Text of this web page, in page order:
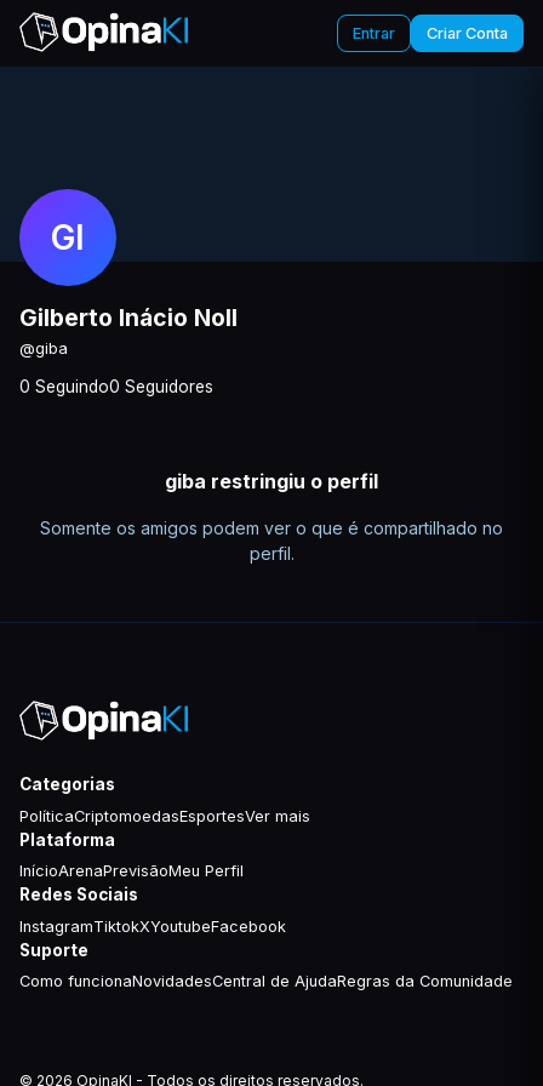
Entrar Criar Conta
GI
Gilberto Inácio Noll
@giba
0 Seguindo0 Seguidores
giba restringiu o perfil
Somente os amigos podem ver o que é compartilhado no
perfil.
Categorias
PolíticaCriptomoedasEsportesVer mais
Plataforma
InícioArenaPrevisãoMeu Perfil
Redes Sociais
InstagramTiktokXYoutubeFacebook
Suporte
Como funcionaNovidadesCentral de AjudaRegras da Comunidade
© 2026 OpinaKI - Todos os direitos reservados.